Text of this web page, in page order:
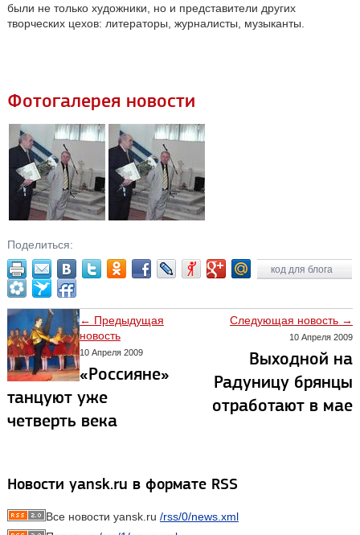
были не только художники, но и представители других
творческих цехов: литераторы, журналисты, музыканты.
Фотогалерея новости
Поделиться:
код для блога
← Предыдущая
новость
10 Апреля 2009
«Россияне»
танцуют уже
четверть века
Следующая новость →
10 Апреля 2009
Выходной на
Радуницу брянцы
отработают в мае
Новости yansk.ru в формате RSS
Все новости yansk.ru /rss/0/news.xml